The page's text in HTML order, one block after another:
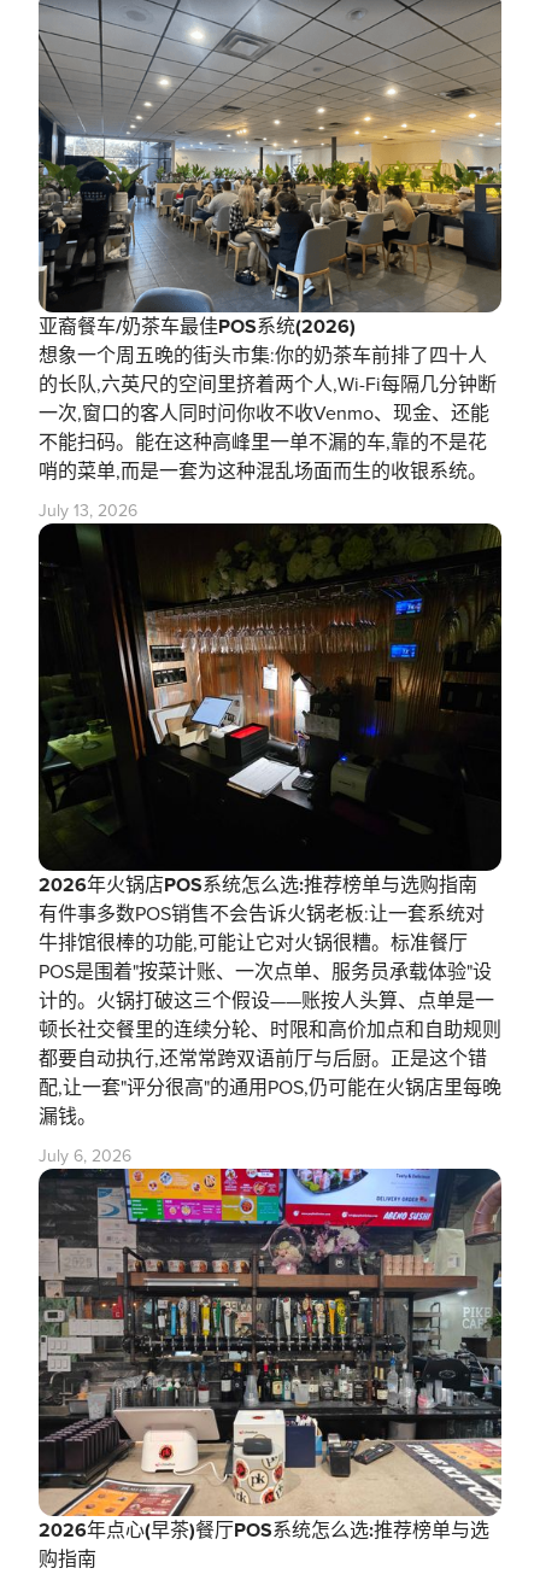
亚裔餐车/奶茶车最佳POS系统(2026)
想象一个周五晚的街头市集:你的奶茶车前排了四十人
的长队,六英尺的空间里挤着两个人,Wi-Fi每隔几分钟断
一次,窗口的客人同时问你收不收Venmo、现金、还能
不能扫码。能在这种高峰里一单不漏的车,靠的不是花
哨的菜单,而是一套为这种混乱场面而生的收银系统。
July 13, 2026
2026年火锅店POS系统怎么选:推荐榜单与选购指南
有件事多数POS销售不会告诉火锅老板:让一套系统对
牛排馆很棒的功能,可能让它对火锅很糟。标准餐厅
POS是围着"按菜计账、一次点单、服务员承载体验"设
计的。火锅打破这三个假设——账按人头算、点单是一
顿长社交餐里的连续分轮、时限和高价加点和自助规则
都要自动执行,还常常跨双语前厅与后厨。正是这个错
配,让一套"评分很高"的通用POS,仍可能在火锅店里每晚
漏钱。
July 6, 2026
2026年点心(早茶)餐厅POS系统怎么选:推荐榜单与选
购指南